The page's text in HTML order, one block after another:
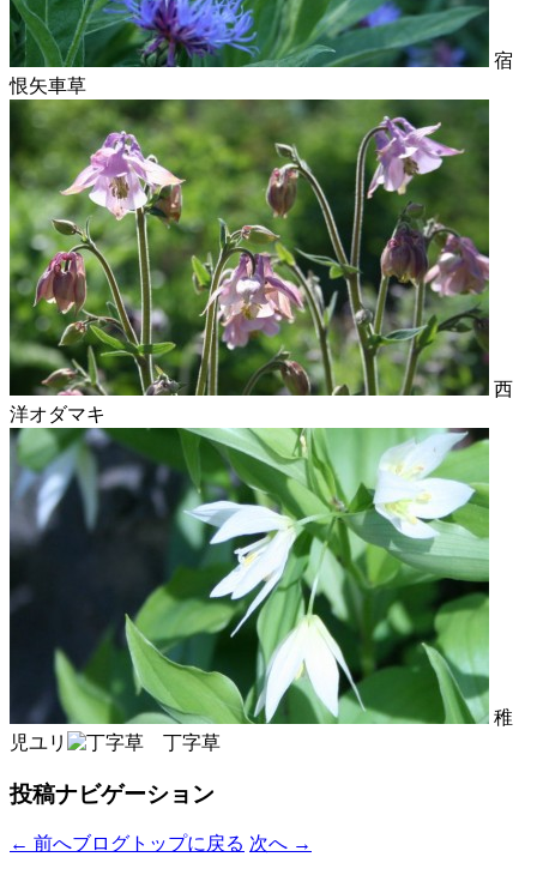
宿
恨矢車草
西
洋オダマキ
稚
児ユリ
丁字草
投稿ナビゲーション
← 前へブログトップに戻る 次へ →